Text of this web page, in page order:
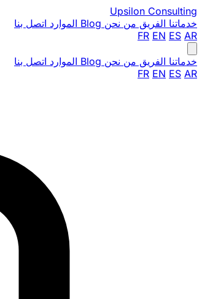
Upsilon Consulting
خدماتنا الفريق من نحن Blog الموارد اتصل بنا
FR EN ES AR
خدماتنا الفريق من نحن Blog الموارد اتصل بنا
FR EN ES AR